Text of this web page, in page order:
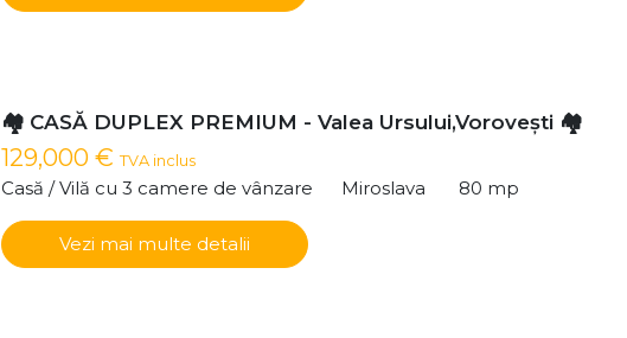
🏘️ CASĂ DUPLEX PREMIUM - Valea Ursului,Voroveşti 🏘️
129,000 € TVA inclus
Casă / Vilă cu 3 camere de vânzare Miroslava 80 mp
Vezi mai multe detalii